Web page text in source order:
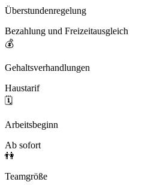
Überstundenregelung
Bezahlung und Freizeitausgleich
💰
Gehaltsverhandlungen
Haustarif
🗓️
Arbeitsbeginn
Ab sofort
👫
Teamgröße